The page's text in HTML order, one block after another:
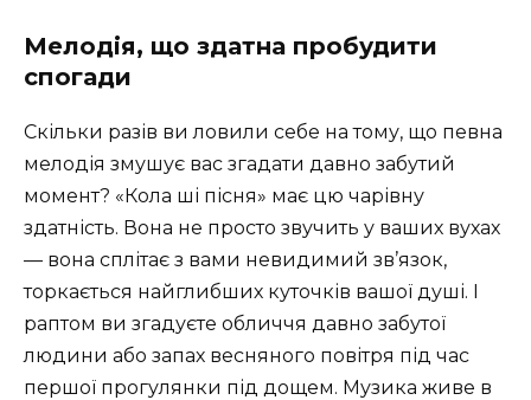
Мелодія, що здатна пробудити
спогади
Скільки разів ви ловили себе на тому, що певна
мелодія змушує вас згадати давно забутий
момент? «Кола ші пісня» має цю чарівну
здатність. Вона не просто звучить у ваших вухах
— вона сплітає з вами невидимий зв’язок,
торкається найглибших куточків вашої душі. І
раптом ви згадуєте обличчя давно забутої
людини або запах весняного повітря під час
першої прогулянки під дощем. Музика живе в